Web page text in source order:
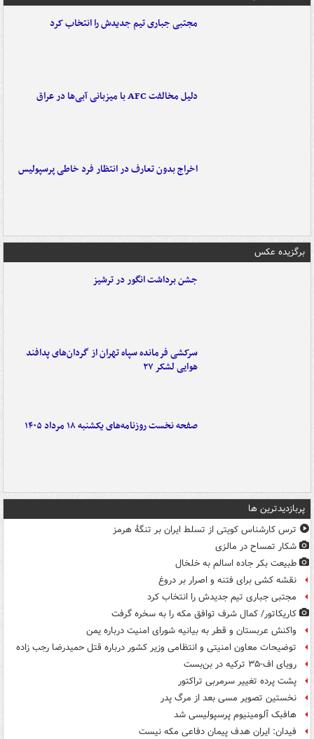
مجتبی جباری تیم جدیدش را انتخاب کرد
دلیل مخالفت AFC با میزبانی آبی‌ها در عراق
اخراج بدون تعارف در انتظار فرد خاطی پرسپولیس
برگزیده عکس
جشن برداشت انگور در ترشیز
سرکشی فرمانده سپاه تهران از گردان‌های پدافند
هوایی لشکر ۲۷
صفحه نخست روزنامه‌های یکشنبه ۱۸ مرداد ۱۴۰۵
پربازدیدترین ها
ترس کارشناس کویتی از تسلط ایران بر تنگۀ هرمز
شکار تمساح در مالزی
طبیعت بکر جاده اسالم به خلخال
نقشه کشی برای فتنه و اصرار بر دروغ
مجتبی جباری تیم جدیدش را انتخاب کرد
کاریکاتور/ کمال شرف توافق مکه را به سخره گرفت
واکنش عربستان و قطر به بیانیه شورای امنیت درباره یمن
توضیحات معاون امنیتی و انتظامی وزیر کشور درباره قتل حمیدرضا رجب زاده
رویای اف-۳۵ ترکیه در بن‌بست
پشت پرده تغییر سرمربی تراکتور
نخستین تصویر مسی بعد از مرگ پدر
هافبک آلومینیوم پرسپولیسی شد
فیدان: ایران هدف پیمان دفاعی مکه نیست